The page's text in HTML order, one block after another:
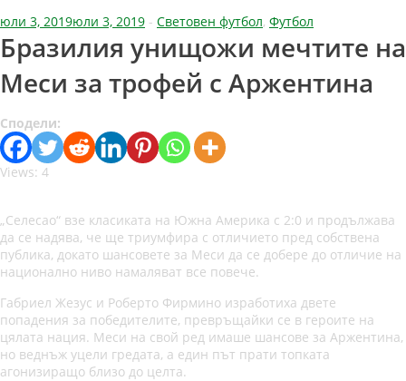
юли 3, 2019юли 3, 2019 - Световен футбол, Футбол
Бразилия унищожи мечтите на
Меси за трофей с Аржентина
Сподели:
Views: 4
„Селесао“ взе класиката на Южна Америка с 2:0 и продължава
да се надява, че ще триумфира с отличието пред собствена
публика, докато шансовете за Меси да се добере до отличие на
национално ниво намаляват все повече.
Габриел Жезус и Роберто Фирмино изработиха двете
попадения за победителите, превръщайки се в героите на
цялата нация. Меси на свой ред имаше шансове за Аржентина,
но веднъж уцели гредата, а един път прати топката
агонизиращо близо до целта.